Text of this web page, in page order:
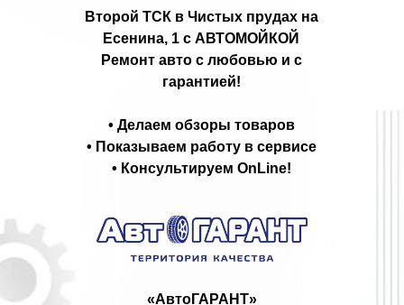
Второй ТСК в Чистых прудах на
Есенина, 1 с АВТОМОЙКОЙ
Ремонт авто с любовью и с
гарантией!
• Делаем обзоры товаров
• Показываем работу в сервисе
• Консультируем OnLine!
«АвтоГАРАНТ»